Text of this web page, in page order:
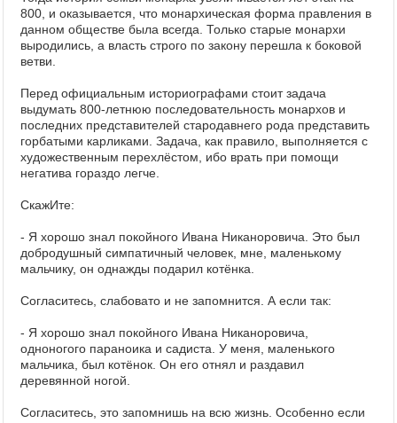
800, и оказывается, что монархическая форма правления в
данном обществе была всегда. Только старые монархи
выродились, а власть строго по закону перешла к боковой
ветви.
Перед официальным историографами стоит задача
выдумать 800-летнюю последовательность монархов и
последних представителей стародавнего рода представить
горбатыми карликами. Задача, как правило, выполняется с
художественным перехлёстом, ибо врать при помощи
негатива гораздо легче.
СкажИте:
- Я хорошо знал покойного Ивана Никаноровича. Это был
добродушный симпатичный человек, мне, маленькому
мальчику, он однажды подарил котёнка.
Согласитесь, слабовато и не запомнится. А если так:
- Я хорошо знал покойного Ивана Никаноровича,
одноногого параноика и садиста. У меня, маленького
мальчика, был котёнок. Он его отнял и раздавил
деревянной ногой.
Согласитесь, это запомнишь на всю жизнь. Особенно если